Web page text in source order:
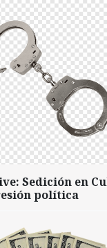
Sedición en
política